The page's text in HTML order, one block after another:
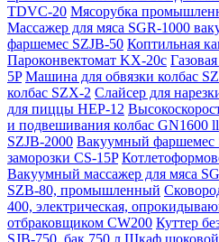
TDVC-20 Мясорубка
Массажер для мяса SGR-1000
фаршемес SZJB-50 Коптильная
Пароконвектомат KX-20c
5P Машина для обвязки колбас
колбас SZX-2 Слайсер для
для пиццы HEP-12
и подвешивания колбас GN1600 ll
SZJB-2000 Вакуумный фаршемес
заморозки CS-15P
Вакуумный массажер для мяса
SZB-80, промышленный
400, электрическая,
отбраковщиком CW200 Куттер
SJB-750, бак 750 л Шкаф шоковой